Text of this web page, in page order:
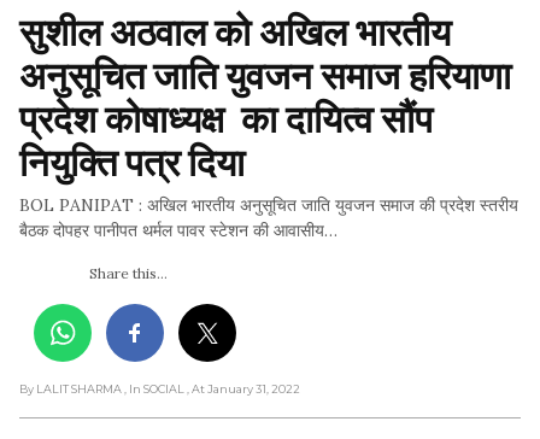
सुशील अठवाल को अखिल भारतीय
अनुसूचित जाति युवजन समाज हरियाणा
प्रदेश कोषाध्यक्ष  का दायित्व सौंप
नियुक्ति पत्र दिया
BOL PANIPAT : अखिल भारतीय अनुसूचित जाति युवजन समाज की प्रदेश स्तरीय
बैठक दोपहर पानीपत थर्मल पावर स्टेशन की आवासीय…
Share this...
By LALIT SHARMA , In SOCIAL , At January 31, 2022